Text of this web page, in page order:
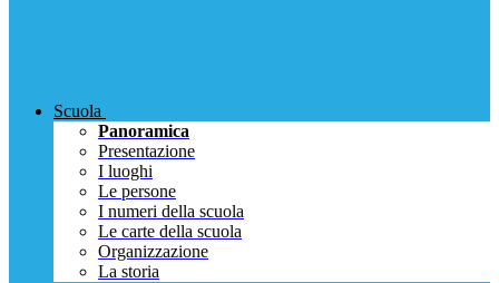
Scuola
Panoramica
Presentazione
I luoghi
Le persone
I numeri della scuola
Le carte della scuola
Organizzazione
La storia